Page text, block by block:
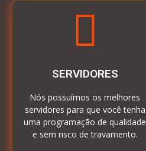
SERVIDORES
Nós possuímos os melhores
servidores para que você tenha
uma programação de qualidade
e sem risco de travamento.